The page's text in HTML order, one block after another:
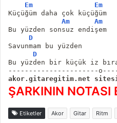
Em
Em
Küçüğüm daha çok küçüğüm
Am
Am
Bu yüzden sonsuz endişem
D
Savunmam bu yüzden
D
Bu yüzden bir küçük iz
akor.gitaregitim.net
ŞARKININ NOTASI
Etiketler Akor Gitar Ritm